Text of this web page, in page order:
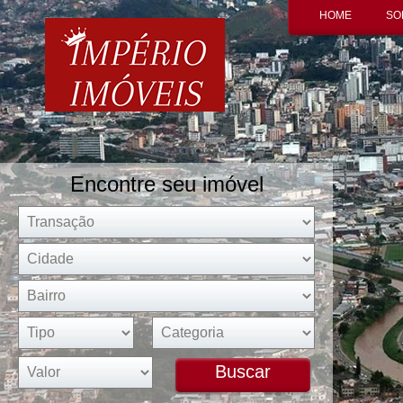
HOME
Encontre seu imóvel
Buscar